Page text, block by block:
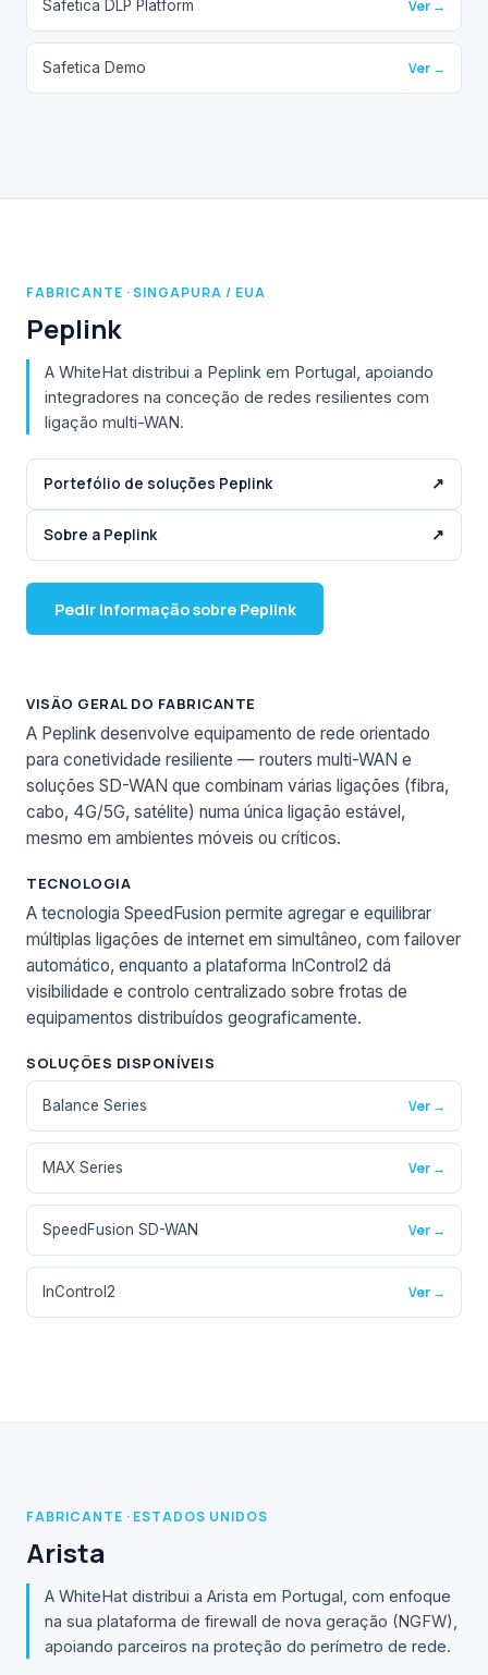
Safetica DLP Platform Ver →
Safetica Demo Ver →
FABRICANTE · SINGAPURA / EUA
Peplink
A WhiteHat distribui a Peplink em Portugal, apoiando
integradores na conceção de redes resilientes com
ligação multi-WAN.
Portefólio de soluções Peplink ↗
Sobre a Peplink ↗
Pedir informação sobre Peplink
VISÃO GERAL DO FABRICANTE
A Peplink desenvolve equipamento de rede orientado
para conetividade resiliente — routers multi-WAN e
soluções SD-WAN que combinam várias ligações (fibra,
cabo, 4G/5G, satélite) numa única ligação estável,
mesmo em ambientes móveis ou críticos.
TECNOLOGIA
A tecnologia SpeedFusion permite agregar e equilibrar
múltiplas ligações de internet em simultâneo, com failover
automático, enquanto a plataforma InControl2 dá
visibilidade e controlo centralizado sobre frotas de
equipamentos distribuídos geograficamente.
SOLUÇÕES DISPONÍVEIS
Balance Series Ver →
MAX Series Ver →
SpeedFusion SD-WAN Ver →
InControl2 Ver →
FABRICANTE · ESTADOS UNIDOS
Arista
A WhiteHat distribui a Arista em Portugal, com enfoque
na sua plataforma de firewall de nova geração (NGFW),
apoiando parceiros na proteção do perímetro de rede.